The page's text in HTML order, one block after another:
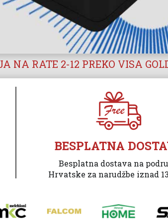
NA RATE 2-12 PREKO VISA
BESPLATNA
Besplatna dostava na
Hrvatske za narudžbe iznad